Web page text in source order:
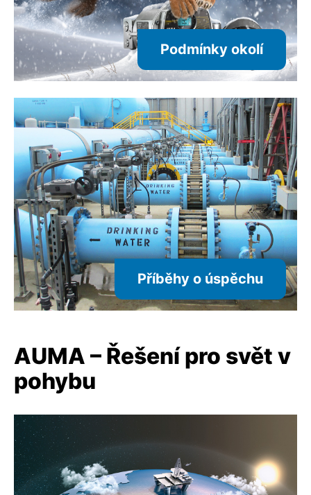
Podmínky okolí
Příběhy o úspěchu
AUMA – Řešení pro svět v
pohybu